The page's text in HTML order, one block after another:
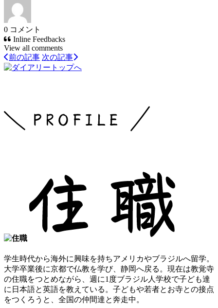
0 コメント
Inline Feedbacks
View all comments
前の記事 次の記事
学生時代から海外に興味を持ちアメリカやブラジルへ留学。
大学卒業後に京都で仏教を学び、静岡へ戻る。現在は教覚寺
の住職をつとめながら、週に1度ブラジル人学校で子ども達
に日本語と英語を教えている。子どもや若者とお寺との接点
をつくろうと、全国の仲間達と奔走中。